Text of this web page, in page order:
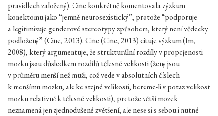
pravidlech založený). Cine konkrétně komentovala výzkum
konektomu jako “jemně neurosexistický”, protože “podporuje
a legitimizuje genderové stereotypy způsobem, který není vědecky
podložený” (Cine, 2013). Cine (Cine, 2013) cituje výzkum (Im,
2008), který argumentuje, že strukturální rozdíly v propojenosti
mozku jsou důsledkem rozdílů tělesné velikosti (ženy jsou
v průměru menší než muži, což vede v absolutních číslech
k menšímu mozku, ale ke stejné velikosti, bereme-li v potaz velikost
mozku relativně k tělesné velikosti), protože větší mozek
neznamená jen zjednodušené zvětšení, ale nese si s sebou i nutné